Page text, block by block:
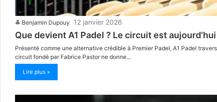
Benjamin Dupouy 12 janvier 2026
Que devient A1 Padel ? Le circuit est
Présenté comme une alternative crédible à Premier Padel, A1 Padel
circuit fondé par Fabrice Pastor ne donne…
Lire plus »